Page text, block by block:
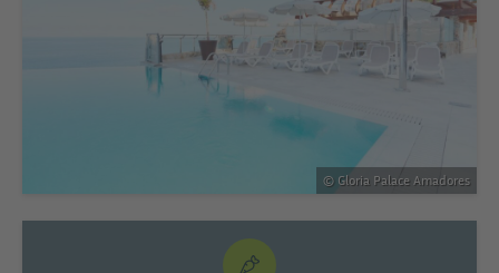
© Gloria Palace Amadores